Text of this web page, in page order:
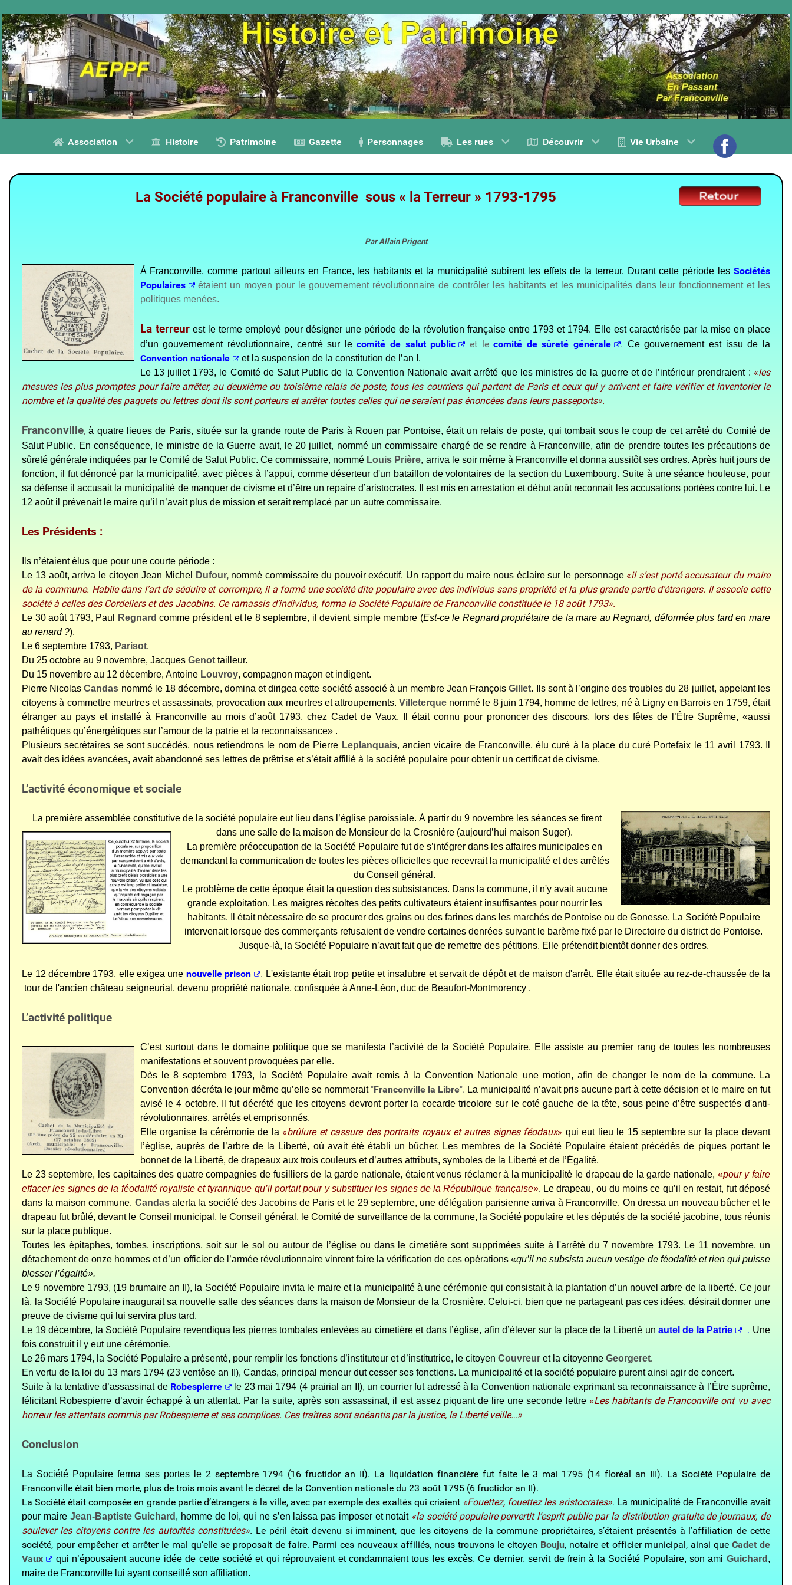
Association Histoire Patrimoine Gazette Personnages Les rues Découvrir Vie Urbaine
La Société populaire à Franconville sous « la Terreur » 1793-1795
Par Allain Prigent
Á Franconville, comme partout ailleurs en France, les habitants et la municipalité subirent les effets de la terreur. Durant cette période les Sociétés
Populaires
étaient un moyen pour le gouvernement révolutionnaire de contrôler les habitants et les municipalités dans leur fonctionnement et les
politiques menées.
La terreur est le terme employé pour désigner une période de la révolution française entre 1793 et 1794. Elle est caractérisée par la mise en place
d’un gouvernement révolutionnaire, centré sur lecomité de salut public et lecomité de sûreté générale . Ce gouvernement est issu de la
Convention nationale
et la suspension de la constitution de l’an I.
Le 13 juillet 1793, le Comité de Salut Public de la Convention Nationale avait arrêté que les ministres de la guerre et de l’intérieur prendraient : «les
mesures les plus promptes pour faire arrêter, au deuxième ou troisième relais de poste, tous les courriers qui partent de Paris et ceux qui y arrivent et faire vérifier et inventorier le
nombre et la qualité des paquets ou lettres dont ils sont porteurs et arrêter toutes celles qui ne seraient pas énoncées dans leurs passeports».
Franconville,à quatre lieues de Paris, située sur la grande route de Paris à Rouen par Pontoise, était un relais de poste, qui tombait sous le coup de cet arrêté du Comité de
Salut Public. En conséquence, le ministre de la Guerre avait, le 20 juillet, nommé un commissaire chargé de se rendre à Franconville, afin de prendre toutes les précautions de
sûreté générale indiquées par le Comité de Salut Public. Ce commissaire, nommé Louis Prière, arriva le soir même à Franconville et donna aussitôt ses ordres. Après huit jours de
fonction, il fut dénoncé par la municipalité, avec pièces à l’appui, comme déserteur d'un bataillon de volontaires de la section du Luxembourg. Suite à une séance houleuse, pour
sa défense il accusait la municipalité de manquer de civisme et d’être un repaire d’aristocrates. Il est mis en arrestation et début août reconnait les accusations portées contre lui. Le
12 août il prévenait le maire qu’il n’avait plus de mission et serait remplacé par un autre commissaire.
Les Présidents :
Ils n’étaient élus que pour une courte période :
Le 13 août, arriva le citoyen Jean Michel
Dufour,nommé commissaire du pouvoir exécutif. Un rapport du maire nous éclaire sur le personnage «il s’est porté accusateur du maire
de la commune. Habile dans l’art de séduire et corrompre, il a formé une société dite populaire avec des individus sans propriété et la plus grande partie d’étrangers. Il associe cette
société à celles des Cordeliers et des Jacobins. Ce ramassis d’individus, forma la Société Populaire de Franconville constituée le 18 août 1793».
Le 30 août 1793, Paul Regnard comme président et le 8 septembre, il devient simple membre (Est-ce le Regnard propriétaire de la mare au Regnard, déformée plus tard en mare
au renard ?).
Le 6 septembre 1793, Parisot.
Du 25 octobre au 9 novembre, Jacques Genot tailleur.
Du 15 novembre au 12 décembre, Antoine Louvroy, compagnon maçon et indigent.
Pierre Nicolas Candas nommé le 18 décembre, domina et dirigea cette société associé à un membre Jean François Gillet. Ils sont à l’origine des troubles du 28 juillet, appelant les
citoyens à commettre meurtres et assassinats, provocation aux meurtres et attroupements.Villeterque nommé le 8 juin 1794, homme de lettres, né à Ligny en Barrois en 1759, était
étranger au pays et installé à Franconville au mois d’août 1793, chez Cadet de Vaux. Il était connu pour prononcer des discours, lors des fêtes de l’Être Suprême, «aussi
pathétiques qu’énergétiques sur l’amour de la patrie et la reconnaissance» .
Plusieurs secrétaires se sont succédés, nous retiendrons le nom de Pierre Leplanquais, ancien vicaire de Franconville, élu curé à la place du curé Portefaix le 11 avril 1793. Il
avait des idées avancées, avait abandonné ses lettres de prêtrise et s’était affilié à la société populaire pour obtenir un certificat de civisme.
L’activité économique et sociale
La première assemblée constitutive de la société populaire eut lieu dans l’église paroissiale. À partir du 9 novembre les séances se firent
dans une salle de la maison de Monsieur de la Crosnière (aujourd’hui maison Suger).
La première préoccupation de la Société Populaire fut de s’intégrer dans les affaires municipales en
demandant la communication de toutes les pièces officielles que recevrait la municipalité et des arrêtés
du Conseil général.
Le problème de cette époque était la question des subsistances. Dans la commune, il n'y avait aucune
grande exploitation. Les maigres récoltes des petits cultivateurs étaient insuffisantes pour nourrir les
habitants. Il était nécessaire de se procurer des grains ou des farines dans les marchés de Pontoise ou de Gonesse. La Société Populaire
intervenait lorsque des commerçants refusaient de vendre certaines denrées suivant le barème fixé par le Directoire du district de Pontoise.
Jusque-là, la Société Populaire n’avait fait que de remettre des pétitions. Elle prétendit bientôt donner des ordres.
Le 12 décembre 1793, elle exigea une nouvelle prison . L'existante était trop petite et insalubre et servait de dépôt et de maison d'arrêt. Elle était située au rez-de-chaussée de la
tour de l'ancien château seigneurial, devenu propriété nationale, confisquée à Anne-Léon, duc de Beaufort-Montmorency .
L’activité politique
C’est surtout dans le domaine politique que se manifesta l’activité de la Société Populaire. Elle assiste au premier rang de toutes les nombreuses
manifestations et souvent provoquées par elle.
Dès le 8 septembre 1793, la Société Populaire avait remis à la Convention Nationale une motion, afin de changer le nom de la commune. La
Convention décréta le jour même qu’elle se nommerait "Franconville la Libre". La municipalité n’avait pris aucune part à cette décision et le maire en fut
avisé le 4 octobre. Il fut décrété que les citoyens devront porter la cocarde tricolore sur le coté gauche de la tête, sous peine d’être suspectés d'anti-
révolutionnaires, arrêtés et emprisonnés.
Elle organise la cérémonie de la «brûlure et cassure des portraits royaux et autres signes féodaux» qui eut lieu le 15 septembre sur la place devant
l’église, auprès de l’arbre de la Liberté, où avait été établi un bûcher. Les membres de la Société Populaire étaient précédés de piques portant le
bonnet de la Liberté, de drapeaux aux trois couleurs et d’autres attributs, symboles de la Liberté et de l’Égalité.
Le 23 septembre, les capitaines des quatre compagnies de fusilliers de la garde nationale, étaient venus réclamer à la municipalité le drapeau de la garde nationale, «pour y faire
effacer les signes de la féodalité royaliste et tyrannique qu’il portait pour y substituer les signes de la République française». Le drapeau, ou du moins ce qu’il en restait, fut déposé
dans la maison commune. Candasalerta la société des Jacobins de Paris et le 29 septembre, une délégation parisienne arriva à Franconville. On dressa un nouveau bûcher et le
drapeau fut brûlé, devant le Conseil municipal, le Conseil général, le Comité de surveillance de la commune, la Société populaire et les députés de la société jacobine, tous réunis
sur la place publique.
Toutes les épitaphes, tombes, inscriptions, soit sur le sol ou autour de l’église ou dans le cimetière sont supprimées suite à l'arrêté du 7 novembre 1793. Le 11 novembre, un
détachement de onze hommes et d’un officier de l’armée révolutionnaire vinrent faire la vérification de ces opérations «qu’il ne subsista aucun vestige de féodalité et rien qui puisse
blesser l’égalité».
Le 9 novembre 1793, (19 brumaire an II), la Société Populaire invita le maire et la municipalité à une cérémonie qui consistait à la plantation d’un nouvel arbre de la liberté. Ce jour
là, la Société Populaire inaugurait sa nouvelle salle des séances dans la maison de Monsieur de la Crosnière. Celui-ci, bien que ne partageant pas ces idées, désirait donner une
preuve de civisme qui lui servira plus tard.
Le 19 décembre, la Société Populaire revendiqua les pierres tombales enlevées au cimetière et dans l’église, afin d’élever sur la place de la Liberté un autel de la Patrie . Une
fois construit il y eut une cérémonie.
Le 26 mars 1794, la Société Populaire a présenté, pour remplir les fonctions d’instituteur et d’institutrice, le citoyenCouvreur et la citoyenneGeorgeret.
En vertu de la loi du 13 mars 1794 (23 ventôse an II), Candas, principal meneur dut cesser ses fonctions. La municipalité et la société populaire purent ainsi agir de concert.
Suite à la tentative d’assassinat de Robespierre
le 23 mai 1794 (4 prairial an II), un courrier fut adressé à la Convention nationale exprimant sa reconnaissance à l’Être suprême,
félicitant Robespierre d’avoir échappé à un attentat. Par la suite, après son assassinat, il est assez piquant de lire une seconde lettre «Les habitants de Franconville ont vu avec
horreur les attentats commis par Robespierre et ses complices. Ces traîtres sont anéantis par la justice, la Liberté veille…»
Conclusion
La Société Populaire ferma ses portes le2 septembre 1794 (16 fructidor an II). La liquidation financière fut faite le 3 mai 1795 (14 floréal an III). La Société Populaire de
Franconville était bien morte, plus de trois mois avant le décret de la Convention nationale du 23 août 1795 (6 fructidor an II).
La Société était composée en grande partie d’étrangers à la ville, avec par exemple des exaltés qui criaient «Fouettez, fouettez les aristocrates». La municipalité de Franconville avait
pour maire Jean-Baptiste Guichard , homme de loi, qui ne s’en laissa pas imposer et notait «la société populaire pervertit l’esprit public par la distribution gratuite de journaux, de
soulever les citoyens contre les autorités constituées». Le péril était devenu si imminent, que les citoyens de la commune propriétaires, s’étaient présentés à l’affiliation de cette
société, pour empêcher et arrêter le mal qu’elle se proposait de faire. Parmi ces nouveaux affiliés, nous trouvons le citoyen Bouju, notaire et officier municipal, ainsi que Cadet de
Vaux
qui n’épousaient aucune idée de cette société et qui réprouvaient et condamnaient tous les excès. Ce dernier, servit de frein à la Société Populaire, son ami Guichard ,
maire de Franconville lui ayant conseillé son affiliation.